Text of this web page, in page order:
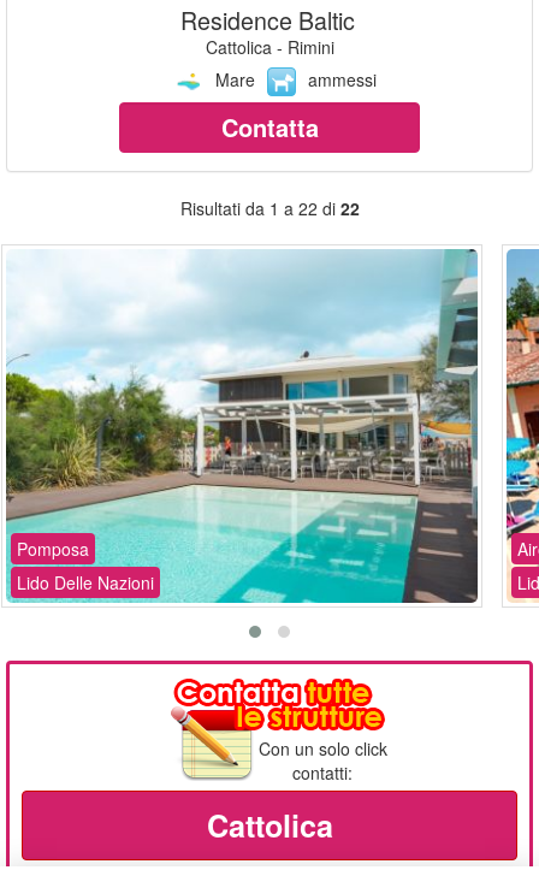
Residence Baltic
Cattolica - Rimini
Mare
ammessi
Contatta
Risultati da 1 a 22 di 22
Pomposa
Lido Delle Nazioni
Con un solo click
contatti:
Cattolica